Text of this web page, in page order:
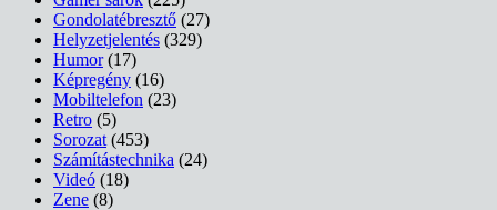
Gondolatébresztő (27)
Helyzetjelentés (329)
Humor(17)
Képregény (16)
Mobiltelefon (23)
Retro (5)
Sorozat (453)
Számítástechnika (24)
Videó (18)
Zene (8)